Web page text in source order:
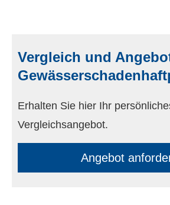
Vergleich und
Erhalten Sie hier Ihr
Vergleichsangebot.
An­ge­bot